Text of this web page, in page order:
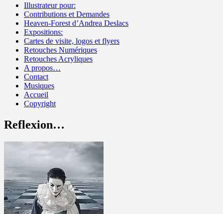
Illustrateur pour:
Contributions et Demandes
Heaven-Forest d’Andrea Deslacs
Expositions:
Cartes de visite, logos et flyers
Retouches Numériques
Retouches Acryliques
A propos…
Contact
Musiques
Accueil
Copyright
Reflexion…